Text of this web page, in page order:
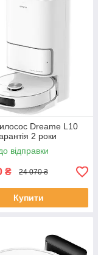
Dreame L10
2 роки
відправки
₴ 24 070 ₴
Купити